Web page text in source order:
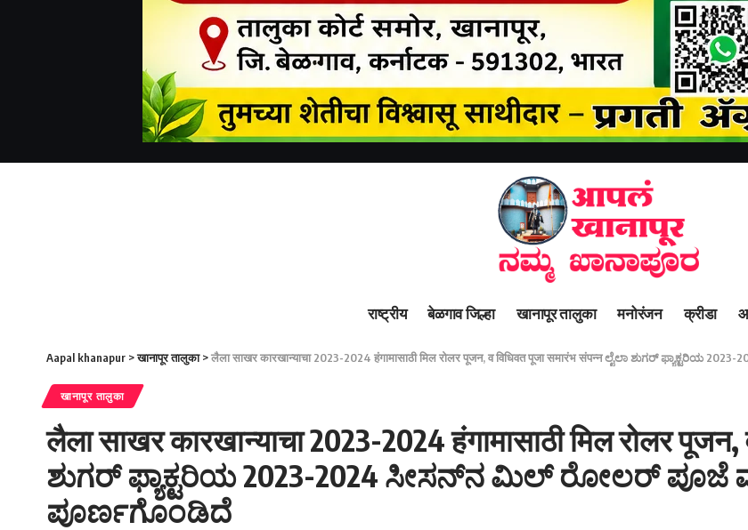
राष्ट्रीय बेळगाव जिल्हा खानापूर तालुका मनोरंजन क्रीडा
Aapal khanapur >खानापूर तालुका>लैला साखर कारखान्याचा 2023-2024 हंगामासाठी मिल रोलर पूजन, व विधिवत पूजा समारंभ संपन्न ಲೈಲಾ ಶುಗರ್
खानापूर तालुका
लैला साखर कारखान्याचा 2023-2024 हंगामासाठी मिल रोलर
ಶುಗರ್ ಫ್ಯಾಕ್ಟರಿಯ 2023-2024 ಸೀಸನ್‌ನ ಮಿಲ್ ರೋಲರ್ ಪೂಜೆ
ಪೂರ್ಣಗೊಂಡಿದೆ